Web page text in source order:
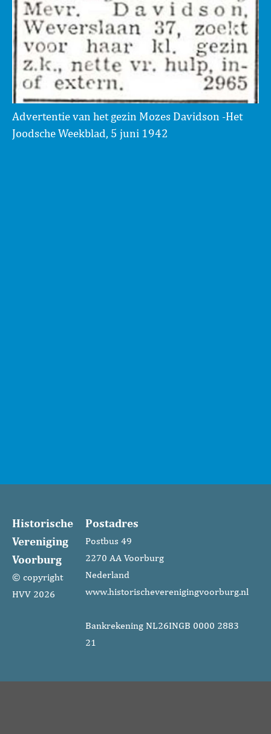
Advertentie van het gezin Mozes Davidson -Het
Joodsche Weekblad, 5 juni 1942
Historische
Vereniging
Voorburg
© copyright
HVV 2026
Postadres
Postbus 49
2270 AA Voorburg
Nederland
www.historischeverenigingvoorburg.nl
Bankrekening NL26INGB 0000 2883
21